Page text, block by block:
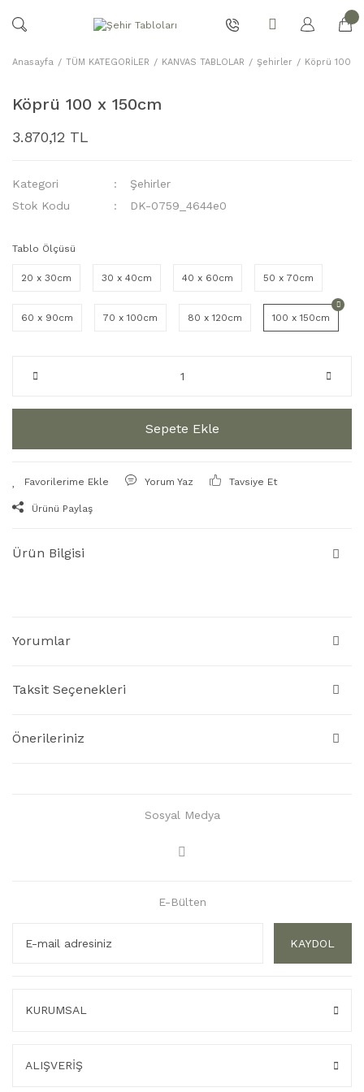
Anasayfa TÜM KATEGORİLER KANVAS TABLOLAR Şehirler Köprü 100 x
Köprü 100 x 150cm
3.870,12 TL
Kategori
Şehirler
Stok Kodu
DK-0759_4644e0
Tablo Ölçüsü
20 x 30cm 30 x 40cm 40 x 60cm 50 x 70cm
60 x 90cm 70 x 100cm 80 x 120cm 100 x 150cm
Sepete Ekle
Yorum Yaz Tavsiye Et
Ürünü Paylaş
Ürün Bilgisi
Yorumlar
Taksit Seçenekleri
Önerileriniz
Sosyal Medya
E-Bülten
KAYDOL
KURUMSAL
ALIŞVERİŞ